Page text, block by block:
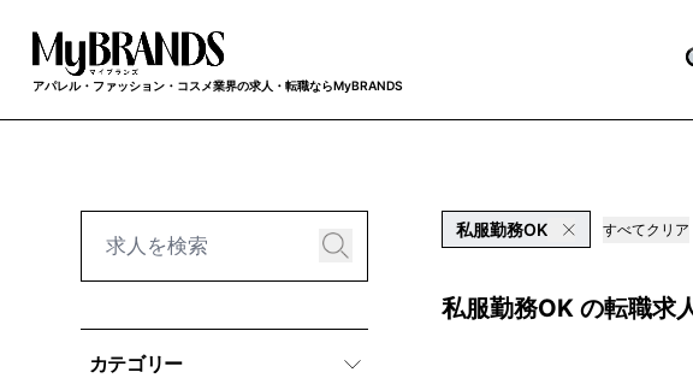
アパレル・ファッション・コスメ業界の求人・転職ならMyBRANDS
カテゴリー
私服勤務OK すべてクリア
私服勤務OK の転職求